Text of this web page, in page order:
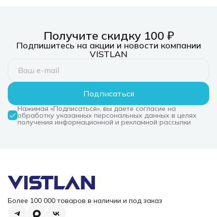
Получите скидку 100 ₽
Подпишитесь на акции и новости компании
VISTLAN
Подписаться
Нажимая «Подписаться», вы даете согласие на
обработку указанных персональных данных в целях
получения информационной и рекламной рассылки
Более 100 000 товаров в наличии и под заказ